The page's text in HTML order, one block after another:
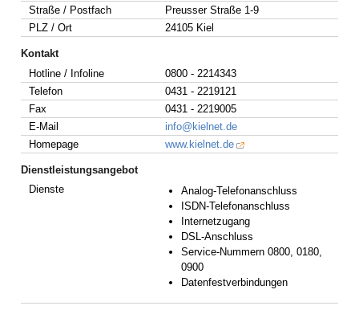
Straße / Postfach
Preusser Straße 1-9
PLZ / Ort
24105 Kiel
Kontakt
Hotline / Infoline
0800 - 2214343
Telefon
0431 - 2219121
Fax
0431 - 2219005
E-Mail
info@kielnet.de
Homepage
www.kielnet.de
Dienstleistungsangebot
Dienste
Analog-Telefonanschluss
ISDN-Telefonanschluss
Internetzugang
DSL-Anschluss
Service-Nummern 0800, 0180,
0900
Datenfestverbindungen